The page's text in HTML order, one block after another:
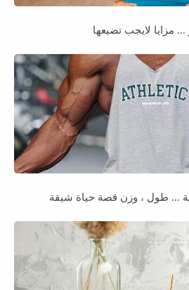
مزايا لايجب تضيعها
... طول ، وزن قصة حياة شيقة